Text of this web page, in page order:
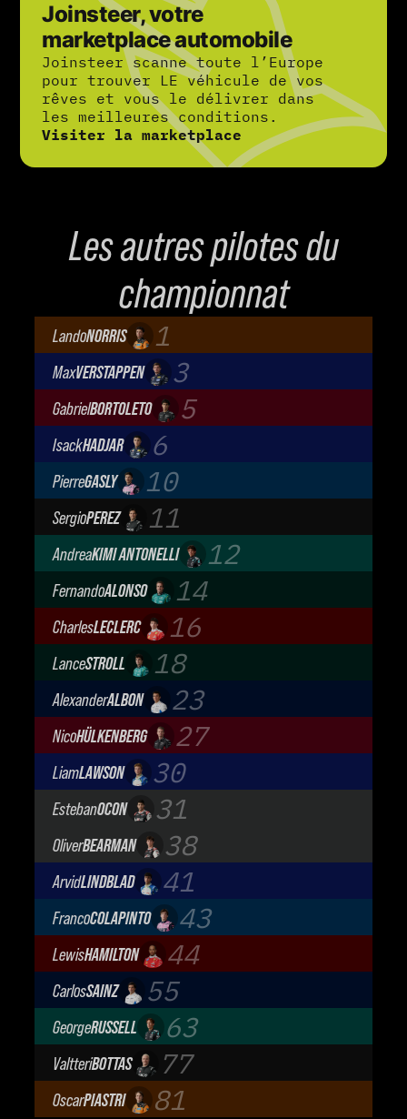
Joinsteer, votre
marketplace automobile
Joinsteer scanne toute l’Europe
pour trouver LE véhicule de vos
rêves et vous le délivrer dans
les meilleures conditions.
Visiter la marketplace
Les autres pilotes du
championnat
LandoNORRIS 1
McLaren Mastercard F1 Team
MaxVERSTAPPEN 3
Oracle Red Bull Racing
GabrielBORTOLETO 5
Audi Revolut F1 Team
IsackHADJAR 6
Oracle Red Bull Racing
PierreGASLY 10
BWT Alpine Formula One Team
SergioPEREZ 11
Cadillac Formula 1 Team
AndreaKIMI ANTONELLI 12
Mercedes-AMG Petronas F1 Team
FernandoALONSO 14
Aston Martin Aramco F1 Team
CharlesLECLERC 16
Scuderia Ferrari
LanceSTROLL 18
Aston Martin Aramco F1 Team
AlexanderALBON 23
Atlassian Williams F1 Team
NicoHÜLKENBERG 27
Audi Revolut F1 Team
LiamLAWSON 30
Visa Cash App Racing Bulls
EstebanOCON 31
TGR Haas F1 Team
OliverBEARMAN 38
TGR Haas F1 Team
ArvidLINDBLAD 41
Visa Cash App Racing Bulls
FrancoCOLAPINTO 43
BWT Alpine Formula One Team
LewisHAMILTON 44
Scuderia Ferrari
CarlosSAINZ 55
Atlassian Williams F1 Team
GeorgeRUSSELL 63
Mercedes-AMG Petronas F1 Team
ValtteriBOTTAS 77
Cadillac Formula 1 Team
OscarPIASTRI 81